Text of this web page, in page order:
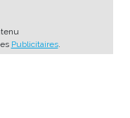
Publicitaires.